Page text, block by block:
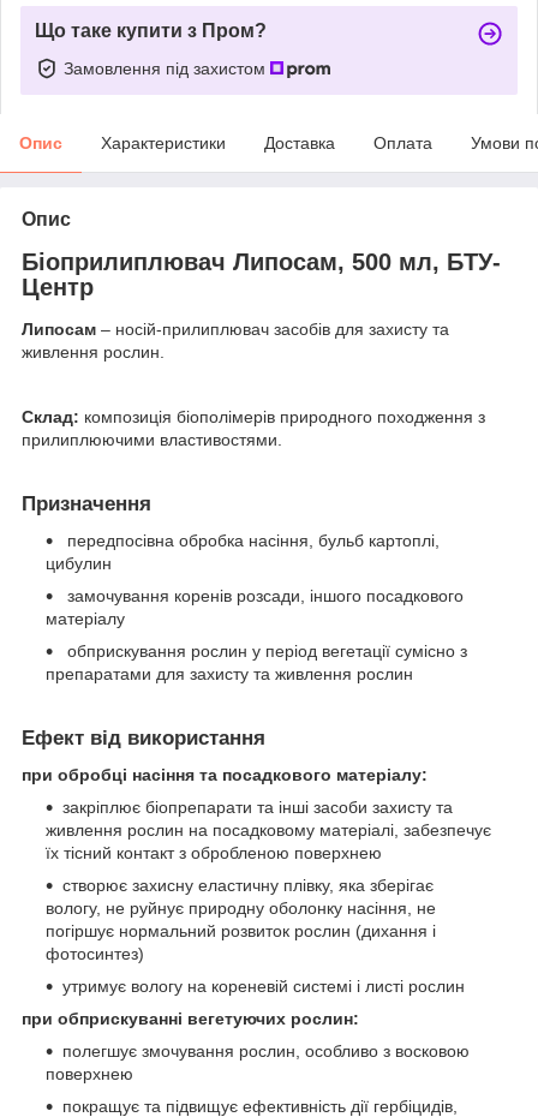
Що таке купити з Пром?
Замовлення під захистом
Опис Характеристики Доставка Оплата Умови
Опис
Біоприлиплювач Липосам, 500 мл, БТУ-
Центр
Липосам – носій-прилиплювач засобів для захисту та
живлення рослин.
Склад: композиція біополімерів природного походження з
прилиплюючими властивостями.
Призначення
передпосівна обробка насіння, бульб картоплі,
цибулин
замочування коренів розсади, іншого посадкового
матеріалу
обприскування рослин у період вегетації сумісно з
препаратами для захисту та живлення рослин
Ефект від використання
при обробці насіння та посадкового матеріалу:
закріплює біопрепарати та інші засоби захисту та
живлення рослин на посадковому матеріалі, забезпечує
їх тісний контакт з обробленою поверхнею
створює захисну еластичну плівку, яка зберігає
вологу, не руйнує природну оболонку насіння, не
погіршує нормальний розвиток рослин (дихання і
фотосинтез)
утримує вологу на кореневій системі і листі рослин
при обприскуванні вегетуючих рослин:
полегшує змочування рослин, особливо з восковою
поверхнею
покращує та підвищує ефективність дії гербіцидів,